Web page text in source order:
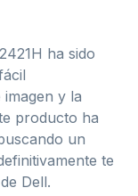
ha sido
imagen y la
producto ha
un
te
Dell.